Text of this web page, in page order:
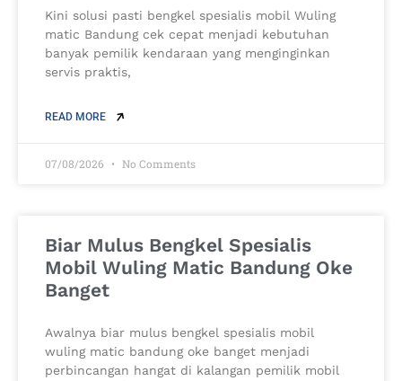
Kini solusi pasti bengkel spesialis mobil Wuling
matic Bandung cek cepat menjadi kebutuhan
banyak pemilik kendaraan yang menginginkan
servis praktis,
READ MORE
07/08/2026 No Comments
Biar Mulus Bengkel Spesialis
Mobil Wuling Matic Bandung Oke
Banget
Awalnya biar mulus bengkel spesialis mobil
wuling matic bandung oke banget menjadi
perbincangan hangat di kalangan pemilik mobil